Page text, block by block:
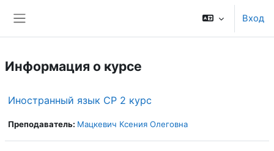
Вход
Информация о курсе
Иностранный язык СР 2 курс
Преподаватель: Мацкевич Ксения Олеговна